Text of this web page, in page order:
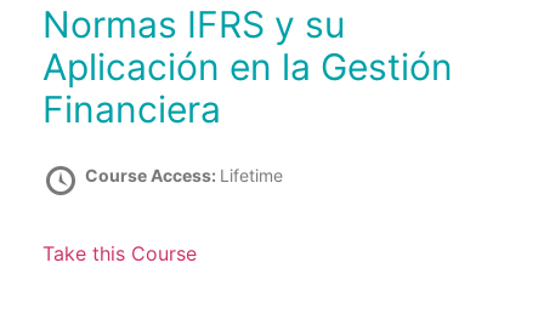
Normas IFRS y su
Aplicación en la Gestión
Financiera
Course Access: Lifetime
Take this Course